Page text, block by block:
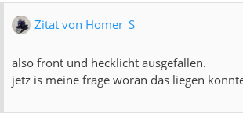
Zitat von Homer_S
also front und hecklicht ausgefallen.
jetz is meine frage woran das liegen